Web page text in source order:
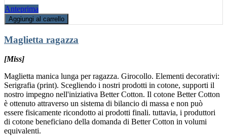
Anteprima
Aggiungi al carrello
Maglietta ragazza
[Miss]
Maglietta manica lunga per ragazza. Girocollo. Elementi decorativi:
Serigrafia (print). Scegliendo i nostri prodotti in cotone, supporti il
nostro impegno nell'iniziativa Better Cotton. Il cotone Better Cotton
è ottenuto attraverso un sistema di bilancio di massa e non può
essere fisicamente ricondotto ai prodotti finali. tuttavia, i produttori
di cotone beneficiano della domanda di Better Cotton in volumi
equivalenti.